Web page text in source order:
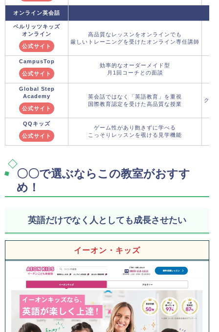
オンライン英会話
ベルリッツキッズ
オンライン
公式サイト
高品質なレッスンをオンラインでも
厳しいトレーニングを受けたオンライン専任講師
CampusTop
公式サイト
効率的なオーダーメイド型
月1回コーチとの面談
Global Step
Academy
公式サイト
英会話ではなく「英語教育」を重視
国際教育認定を受けた高品質な授業
クー
QQキッズ
公式サイト
ゲーム性があり飽きずに学べる
こっそりレッスンを覗ける見学機能
〇〇で選ぶならこの教室がおすす
め！
英語だけでなく人としても成長させたい
イーオン・キッズ